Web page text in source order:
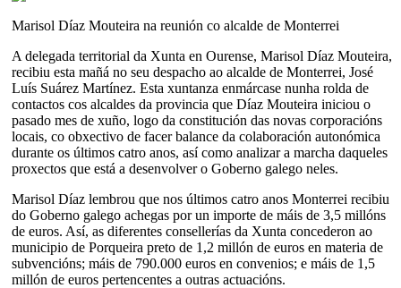
Marisol Díaz Mouteira na reunión co alcalde de Monterrei
A delegada territorial da Xunta en Ourense, Marisol Díaz Mouteira,
recibiu esta mañá no seu despacho ao alcalde de Monterrei, José
Luís Suárez Martínez. Esta xuntanza enmárcase nunha rolda de
contactos cos alcaldes da provincia que Díaz Mouteira iniciou o
pasado mes de xuño, logo da constitución das novas corporacións
locais, co obxectivo de facer balance da colaboración autonómica
durante os últimos catro anos, así como analizar a marcha daqueles
proxectos que está a desenvolver o Goberno galego neles.
Marisol Díaz lembrou que nos últimos catro anos Monterrei recibiu
do Goberno galego achegas por un importe de máis de 3,5 millóns
de euros. Así, as diferentes consellerías da Xunta concederon ao
municipio de Porqueira preto de 1,2 millón de euros en materia de
subvencións; máis de 790.000 euros en convenios; e máis de 1,5
millón de euros pertencentes a outras actuacións.